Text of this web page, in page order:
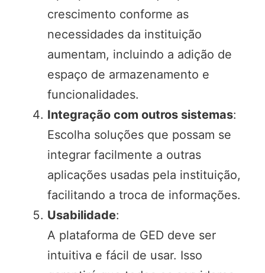
crescimento conforme as
necessidades da instituição
aumentam, incluindo a adição de
espaço de armazenamento e
funcionalidades.
Integração com outros sistemas:
Escolha soluções que possam se
integrar facilmente a outras
aplicações usadas pela instituição,
facilitando a troca de informações.
Usabilidade:
A plataforma de GED deve ser
intuitiva e fácil de usar. Isso